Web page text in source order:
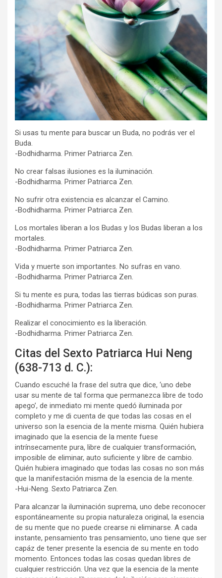
Si usas tu mente para buscar un Buda, no podrás ver el
Buda.
-Bodhidharma. Primer Patriarca Zen.
No crear falsas ilusiones es la iluminación.
-Bodhidharma. Primer Patriarca Zen.
No sufrir otra existencia es alcanzar el Camino.
-Bodhidharma. Primer Patriarca Zen.
Los mortales liberan a los Budas y los Budas liberan a los
mortales.
-Bodhidharma. Primer Patriarca Zen.
Vida y muerte son importantes. No sufras en vano.
-Bodhidharma. Primer Patriarca Zen.
Si tu mente es pura, todas las tierras búdicas son puras.
-Bodhidharma. Primer Patriarca Zen.
Realizar el conocimiento es la liberación.
-Bodhidharma. Primer Patriarca Zen.
Citas del Sexto Patriarca Hui Neng
(638-713 d. C.):
Cuando escuché la frase del sutra que dice, ‘uno debe
usar su mente de tal forma que permanezca libre de todo
apego’, de inmediato mi mente quedó iluminada por
completo y me di cuenta de que todas las cosas en el
universo son la esencia de la mente misma. Quién hubiera
imaginado que la esencia de la mente fuese
intrínsecamente pura, libre de cualquier transformación,
imposible de eliminar, auto suficiente y libre de cambio.
Quién hubiera imaginado que todas las cosas no son más
que la manifestación misma de la esencia de la mente.
-Hui-Neng. Sexto Patriarca Zen.
Para alcanzar la iluminación suprema, uno debe reconocer
espontáneamente su propia naturaleza original, la esencia
de su mente que no puede crearse ni eliminarse. A cada
instante, pensamiento tras pensamiento, uno tiene que ser
capáz de tener presente la esencia de su mente en todo
momento. Entonces todas las cosas quedan libres de
cualquier restricción. Una vez que la esencia de la mente